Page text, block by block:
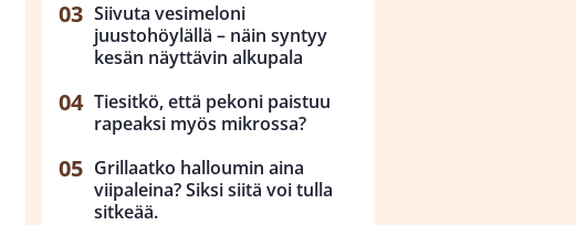
Siivuta vesimeloni
juustohöylällä – näin syntyy
kesän näyttävin alkupala
Tiesitkö, että pekoni paistuu
rapeaksi myös mikrossa?
Grillaatko halloumin aina
viipaleina? Siksi siitä voi tulla
sitkeää.